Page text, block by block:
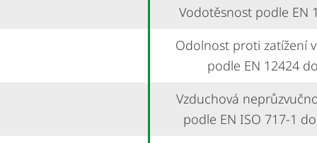
Vodotěsnost podle EN
Odolnost proti zatížení
podle EN 12424
Vzduchová
podle EN ISO 717-1